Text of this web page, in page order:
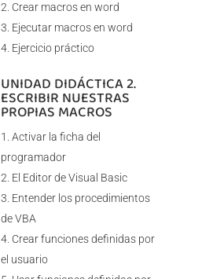
Crear macros en word
Ejecutar macros en word
Ejercicio práctico
UNIDAD DIDÁCTICA 2.
ESCRIBIR NUESTRAS
PROPIAS MACROS
Activar la ficha del
programador
El Editor de Visual Basic
Entender los procedimientos
de VBA
Crear funciones definidas por
el usuario